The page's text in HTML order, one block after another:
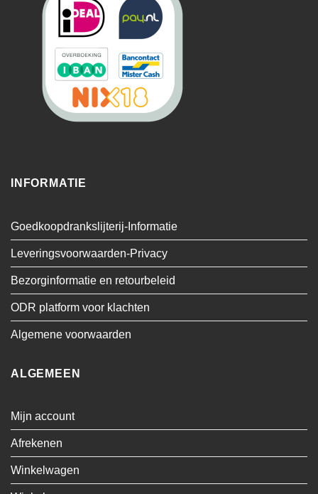
INFORMATIE
Goedkoopdrankslijterij-Informatie
Leveringsvoorwaarden-Privacy
Bezorginformatie en retourbeleid
ODR platform voor klachten
Algemene voorwaarden
ALGEMEEN
Mijn account
Afrekenen
Winkelwagen